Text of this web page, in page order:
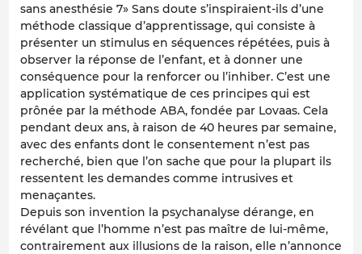
sans anesthésie 7» Sans doute s’inspiraient-ils d’une
méthode classique d’apprentissage, qui consiste à
présenter un stimulus en séquences répétées, puis à
observer la réponse de l’enfant, et à donner une
conséquence pour la renforcer ou l’inhiber. C’est une
application systématique de ces principes qui est
prônée par la méthode ABA, fondée par Lovaas. Cela
pendant deux ans, à raison de 40 heures par semaine,
avec des enfants dont le consentement n’est pas
recherché, bien que l’on sache que pour la plupart ils
ressentent les demandes comme intrusives et
menaçantes.
Depuis son invention la psychanalyse dérange, en
révélant que l’homme n’est pas maître de lui-même,
contrairement aux illusions de la raison, elle n’annonce